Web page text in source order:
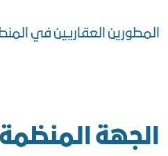
المطورين العقاريين في
الجهة المنظمة